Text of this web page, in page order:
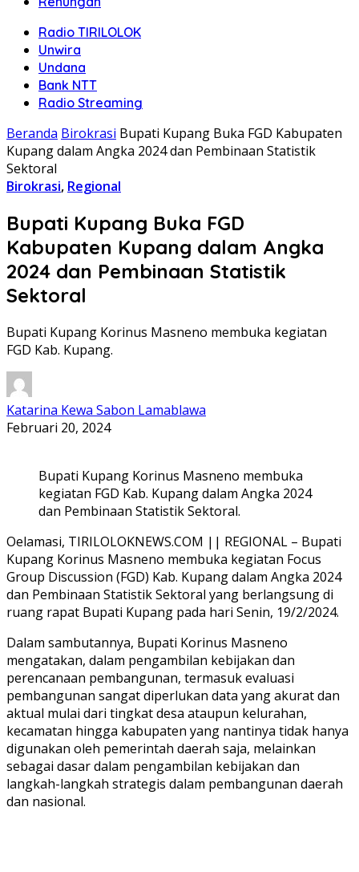
Radio TIRILOLOK
Unwira
Undana
Bank NTT
Radio Streaming
Beranda Birokrasi Bupati Kupang Buka FGD Kabupaten
Kupang dalam Angka 2024 dan Pembinaan Statistik
Sektoral
Birokrasi, Regional
Bupati Kupang Buka FGD
Kabupaten Kupang dalam Angka
2024 dan Pembinaan Statistik
Sektoral
Bupati Kupang Korinus Masneno membuka kegiatan
FGD Kab. Kupang.
Katarina Kewa Sabon Lamablawa
Februari 20, 2024
Bupati Kupang Korinus Masneno membuka
kegiatan FGD Kab. Kupang dalam Angka 2024
dan Pembinaan Statistik Sektoral.
Oelamasi, TIRILOLOKNEWS.COM || REGIONAL – Bupati
Kupang Korinus Masneno membuka kegiatan Focus
Group Discussion (FGD) Kab. Kupang dalam Angka 2024
dan Pembinaan Statistik Sektoral yang berlangsung di
ruang rapat Bupati Kupang pada hari Senin, 19/2/2024.
Dalam sambutannya, Bupati Korinus Masneno
mengatakan, dalam pengambilan kebijakan dan
perencanaan pembangunan, termasuk evaluasi
pembangunan sangat diperlukan data yang akurat dan
aktual mulai dari tingkat desa ataupun kelurahan,
kecamatan hingga kabupaten yang nantinya tidak hanya
digunakan oleh pemerintah daerah saja, melainkan
sebagai dasar dalam pengambilan kebijakan dan
langkah-langkah strategis dalam pembangunan daerah
dan nasional.